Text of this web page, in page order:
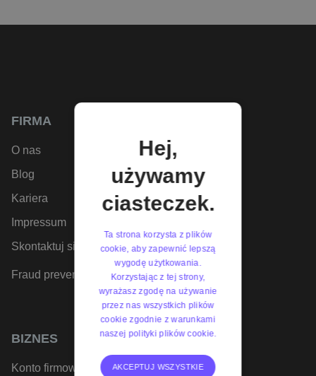
FIRMA
O nas
Blog
Kariera
Impressum
Skontaktuj się z nami
Fraud prevention
BIZNES
Konto firmowe
Hej,
używamy
ciasteczek.
Ta strona korzysta z plików
cookie, aby zapewnić lepszą
wygodę użytkowania.
Korzystając z tej strony,
wyrażasz zgodę na używanie
przez nas wszystkich plików
cookie zgodnie z warunkami
naszej polityki plików cookie.
AKCEPTUJ WSZYSTKIE